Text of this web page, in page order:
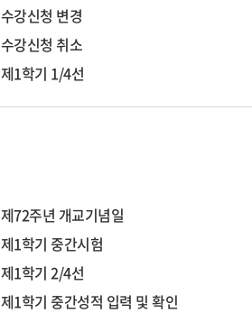
수강신청 변경
수강신청 취소
제1학기 1/4선
제72주년 개교기념일
제1학기 중간시험
제1학기 2/4선
제1학기 중간성적 입력 및 확인